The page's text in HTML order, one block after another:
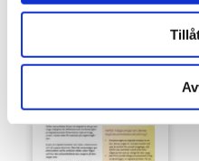
Förbudsskyltar mot användning av